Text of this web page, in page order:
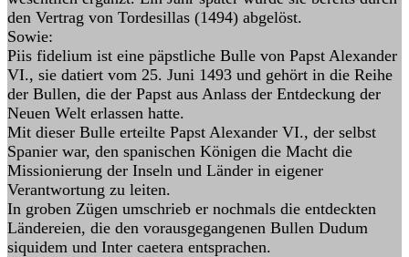
den Vertrag von Tordesillas (1494) abgelöst.
Sowie:
Piis fidelium ist eine päpstliche Bulle von Papst Alexander
VI., sie datiert vom 25. Juni 1493 und gehört in die Reihe
der Bullen, die der Papst aus Anlass der Entdeckung der
Neuen Welt erlassen hatte.
Mit dieser Bulle erteilte Papst Alexander VI., der selbst
Spanier war, den spanischen Königen die Macht die
Missionierung der Inseln und Länder in eigener
Verantwortung zu leiten.
In groben Zügen umschrieb er nochmals die entdeckten
Ländereien, die den vorausgegangenen Bullen Dudum
siquidem und Inter caetera entsprachen.